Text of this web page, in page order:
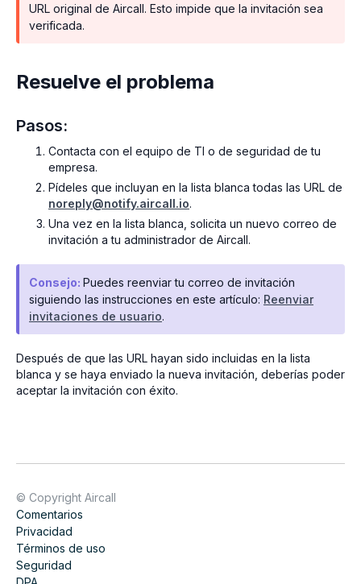
URL original de Aircall. Esto impide que la invitación sea
verificada.
Resuelve el problema
Pasos:
Contacta con el equipo de TI o de seguridad de tu
empresa.
Pídeles que incluyan en la lista blanca todas las URL de
noreply@notify.aircall.io.
Una vez en la lista blanca, solicita un nuevo correo de
invitación a tu administrador de Aircall.
Consejo: Puedes reenviar tu correo de invitación
siguiendo las instrucciones en este artículo: Reenviar
invitaciones de usuario.
Después de que las URL hayan sido incluidas en la lista
blanca y se haya enviado la nueva invitación, deberías poder
aceptar la invitación con éxito.
© Copyright Aircall
Comentarios
Privacidad
Términos de uso
Seguridad